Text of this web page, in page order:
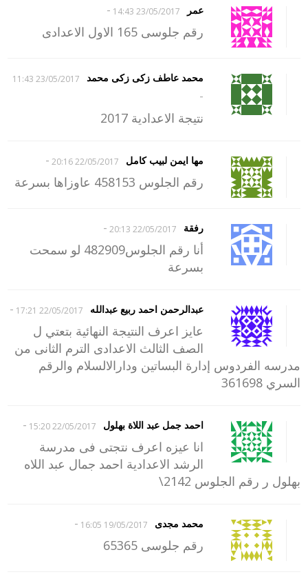
عمر 23/05/2017 14:43
-
رقم جلوسى 165 الاول الاعدادى
محمد عاطف زكى زكى محمد 23/05/2017 11:43
-
نتيجة الاعدادية 2017
مها ايمن لبيب كامل 22/05/2017 20:16
-
رقم الجلوس 458153 عاوزاها بسرعة
رفقة 22/05/2017 20:13
-
أنا رقم الجلوس482909 لو سمحت
بسرعة
عبدالرحمن احمد ربيع عبدالله 22/05/2017 17:21
-
عايز اعرف النتيجة النهائية بتعتي ل
الصف الثالث الاعدادى الترم الثانى من
مدرسه الفردوس إدارة البساتين ودارالالسلام والرقم
السري 361698
احمد جمل عبد اللاة بهلول 22/05/2017 15:20
-
انا عيزه اعرف نتجتى فى مدرسة
الرشد الاعدادية احمد جمال عبد اللاه
بهلول ر رقم الجلوس 2142\
محمد مجدى 19/05/2017 16:05
-
رقم جلوسى 65365